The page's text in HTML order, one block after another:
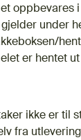
oppbevares i
under
er hentet ut
ikke er til
fra